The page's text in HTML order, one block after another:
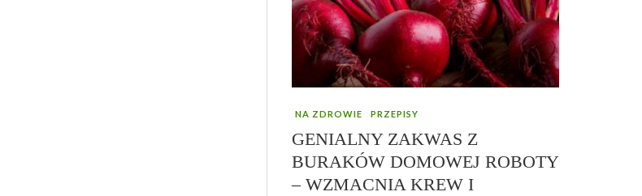
NA ZDROWIE PRZEPISY
GENIALNY ZAKWAS Z
BURAKÓW DOMOWEJ ROBOTY
– WZMACNIA KREW I